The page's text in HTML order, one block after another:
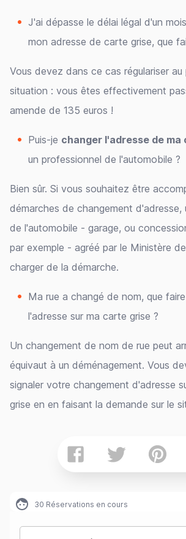
J'ai dépasse le délai légal d'un
mon adresse de carte grise, que
Vous devez dans ce cas régulariser
situation : vous êtes effectivement
amende de 135 euros !
Puis-je changer l'adresse de ma
un professionnel de l'automobile ?
Bien sûr. Si vous souhaitez être
démarches de changement d'adresse,
de l'automobile - garage, ou
par exemple - agréé par le Ministère
charger de la démarche.
Ma rue a changé de nom, que
l'adresse sur ma carte grise ?
Un changement de nom de rue peut
équivaut à un déménagement. Vous
signaler votre changement d'adresse
grise en en faisant la demande sur le
30 Réservations en cours